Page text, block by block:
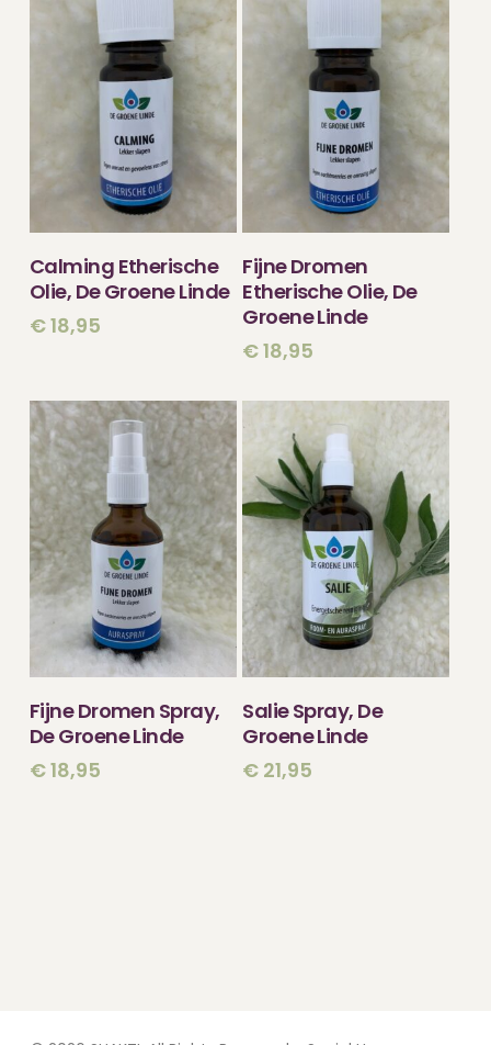
TOEVOEGEN
AAN WINKELWAGEN
Calming Etherische
Olie, De Groene Linde
€18,95
AAN WINKELWAGEN
Fijne Dromen
Etherische Olie, De
Groene Linde
€18,95
TOEVOEGEN
AAN WINKELWAGEN
Fijne Dromen Spray,
De Groene Linde
€18,95
TOEVOEGEN
AAN WINKELWAGEN
Salie Spray, De
Groene Linde
€ 21,95